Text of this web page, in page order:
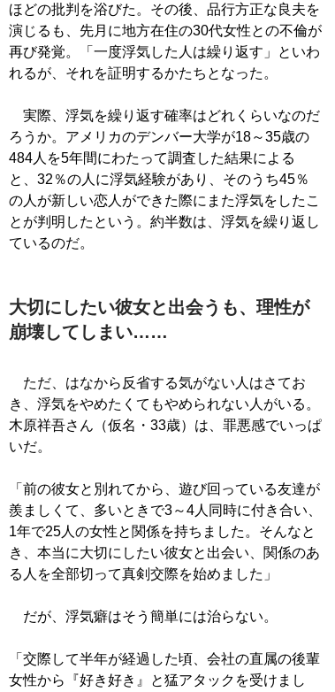
ほどの批判を浴びた。その後、品行方正な良夫を
演じるも、先月に地方在住の30代女性との不倫が
再び発覚。「一度浮気した人は繰り返す」といわ
れるが、それを証明するかたちとなった。
実際、浮気を繰り返す確率はどれくらいなのだ
ろうか。アメリカのデンバー大学が18～35歳の
484人を5年間にわたって調査した結果による
と、32％の人に浮気経験があり、そのうち45％
の人が新しい恋人ができた際にまた浮気をしたこ
とが判明したという。約半数は、浮気を繰り返し
ているのだ。
大切にしたい彼女と出会うも、理性が
崩壊してしまい……
ただ、はなから反省する気がない人はさてお
き、浮気をやめたくてもやめられない人がいる。
木原祥吾さん（仮名・33歳）は、罪悪感でいっぱ
いだ。
「前の彼女と別れてから、遊び回っている友達が
羨ましくて、多いときで3～4人同時に付き合い、
1年で25人の女性と関係を持ちました。そんなと
き、本当に大切にしたい彼女と出会い、関係のあ
る人を全部切って真剣交際を始めました」
だが、浮気癖はそう簡単には治らない。
「交際して半年が経過した頃、会社の直属の後輩
女性から『好き好き』と猛アタックを受けまし